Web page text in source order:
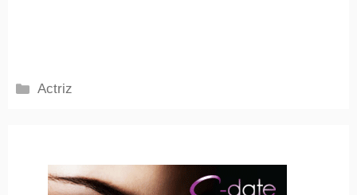
Categorías
Actriz